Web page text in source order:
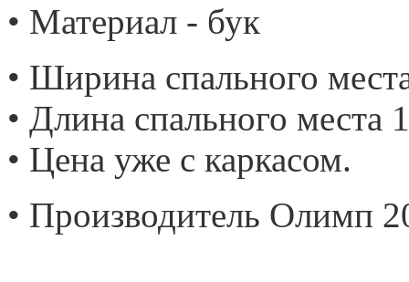
• Материал - бук
• Ширина спального
• Длина спального места
• Цена уже с каркасом.
• Производитель Олимп